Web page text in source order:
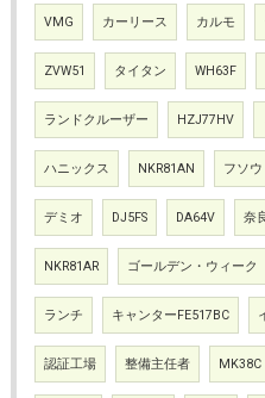
VMG カーリース カルモ
ZVW51 タイタン WH63F
ランドクルーザー HZJ77HV
ハニックス NKR81AN フソウ
デミオ DJ5FS DA64V 奈
NKR81AR ゴールデン・ウィーク
ランチ キャンターFE517BC
認証工場 整備主任者 MK38C